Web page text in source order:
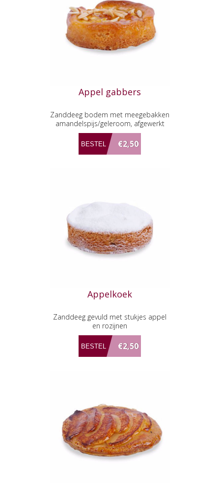
Appel gabbers
Zanddeeg bodem met meegebakken
amandelspijs/geleroom, afgewerkt
met stukjes appel en amandel
€2,50
Appelkoek
Zanddeeg gevuld met stukjes appel
en rozijnen
€2,50